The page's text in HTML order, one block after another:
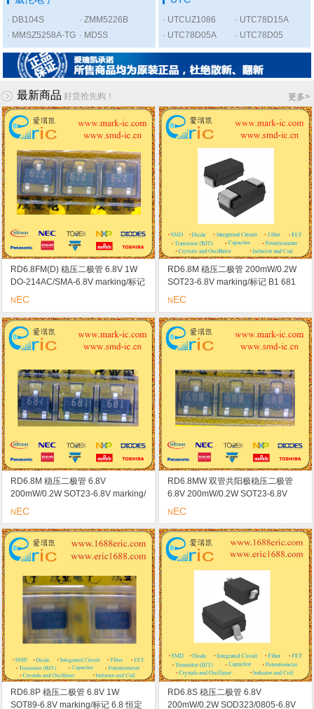
DB104S
ZMM5226B
MMSZ5258A-TG
MD5S
UTCUZ1086
UTC78D15A
UTC78D05A
UTC78D05
更多>
最新商品 好货抢先购！
RD6.8FM(D) 稳压二极管 6.8V 1W
DO-214AC/SMA-6.8V marking/标记
6.8 恒定电压/恒定电流/浪涌吸收器
NEC
RD6.8M 稳压二极管 200mW/0.2W
SOT23-6.8V marking/标记 B1 681
恒定电压/恒定电流/浪涌吸收器
NEC
RD6.8M 稳压二极管 6.8V
200mW/0.2W SOT23-6.8V marking/
标记 681
NEC
RD6.8MW 双管共阳极稳压二极管
6.8V 200mW/0.2W SOT23-6.8V
marking/标记 6.8W 恒定电压/恒定电
NEC
RD6.8P 稳压二极管 6.8V 1W
SOT89-6.8V marking/标记 6.8 恒定
RD6.8S 稳压二极管 6.8V
200mW/0.2W SOD323/0805-6.8V